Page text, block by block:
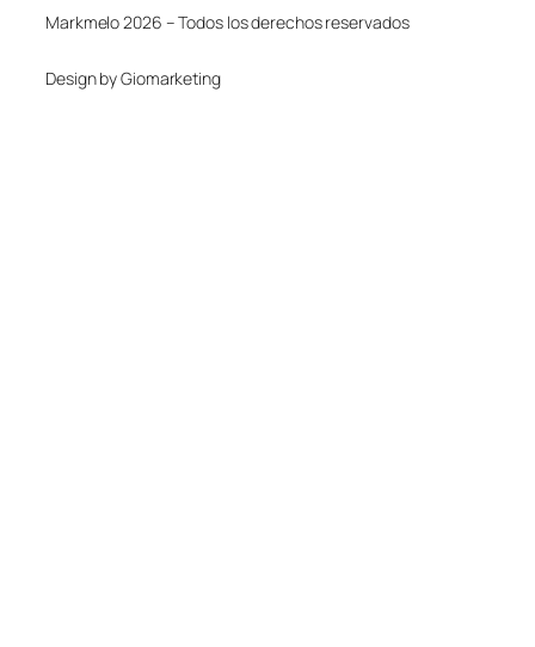
Markmelo 2026 – Todos los derechos reservados
Design by Giomarketing